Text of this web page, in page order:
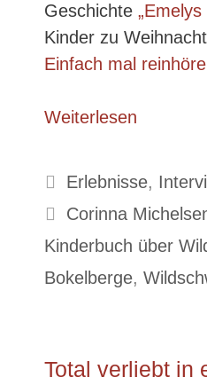
Geschichte „Emelys
Kinder zu
Einfach mal
Weiterlesen
Kategorien
Erlebnisse,
Schlagwörter
Corinna
Kinderbuch über
Bokelberge,
Total verliebt in